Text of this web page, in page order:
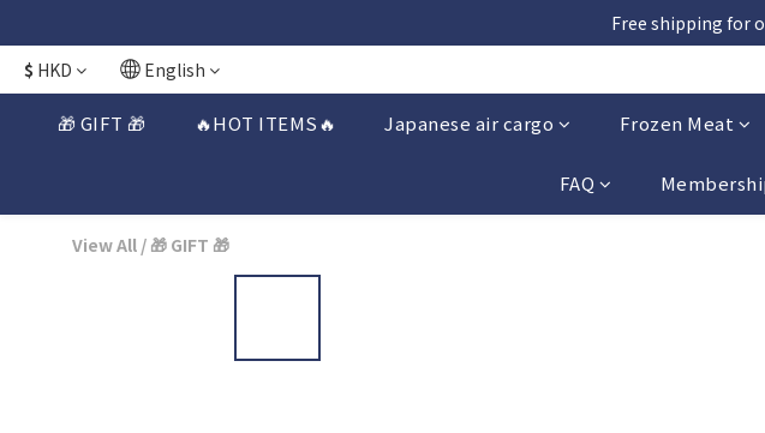
Free shipping for
$ HKD English
🎁 GIFT 🎁 🔥HOT ITEMS🔥 Japanese air cargo Frozen Meat
FAQ
View All / 🎁 GIFT 🎁